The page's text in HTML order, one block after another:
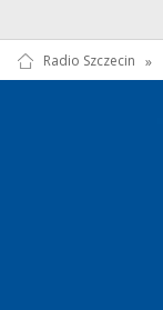
Radio Szczecin »